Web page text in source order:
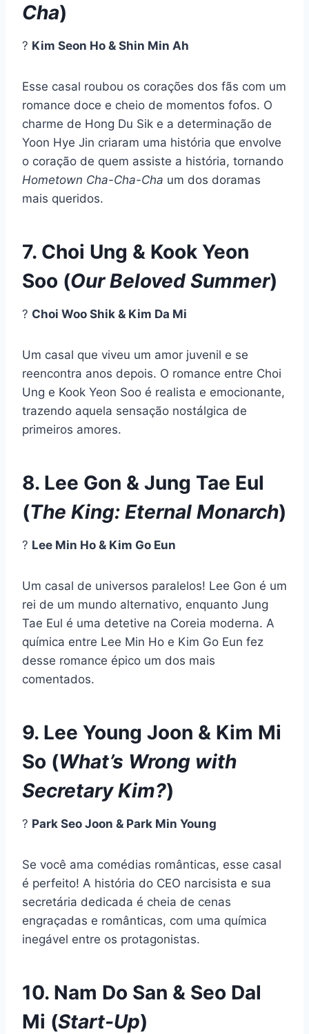
Cha)
? Kim Seon Ho & Shin Min Ah
Esse casal roubou os corações dos fãs com um
romance doce e cheio de momentos fofos. O
charme de Hong Du Sik e a determinação de
Yoon Hye Jin criaram uma história que envolve
o coração de quem assiste a história, tornando
Hometown Cha-Cha-Cha um dos doramas
mais queridos.
7. Choi Ung & Kook Yeon
Soo (Our Beloved Summer)
? Choi Woo Shik & Kim Da Mi
Um casal que viveu um amor juvenil e se
reencontra anos depois. O romance entre Choi
Ung e Kook Yeon Soo é realista e emocionante,
trazendo aquela sensação nostálgica de
primeiros amores.
8. Lee Gon & Jung Tae Eul
(The King: Eternal Monarch)
? Lee Min Ho & Kim Go Eun
Um casal de universos paralelos! Lee Gon é um
rei de um mundo alternativo, enquanto Jung
Tae Eul é uma detetive na Coreia moderna. A
química entre Lee Min Ho e Kim Go Eun fez
desse romance épico um dos mais
comentados.
9. Lee Young Joon & Kim Mi
So (What’s Wrong with
Secretary Kim?)
? Park Seo Joon & Park Min Young
Se você ama comédias românticas, esse casal
é perfeito! A história do CEO narcisista e sua
secretária dedicada é cheia de cenas
engraçadas e românticas, com uma química
inegável entre os protagonistas.
10. Nam Do San & Seo Dal
Mi (Start-Up)